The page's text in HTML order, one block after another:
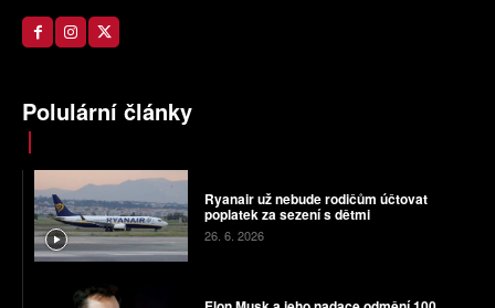
Polulární články
Ryanair už nebude rodičům účtovat
poplatek za sezení s dětmi
26. 6. 2026